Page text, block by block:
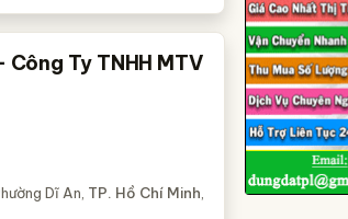
Ty TNHH MTV
Dĩ An, TP. Hồ Chí Minh